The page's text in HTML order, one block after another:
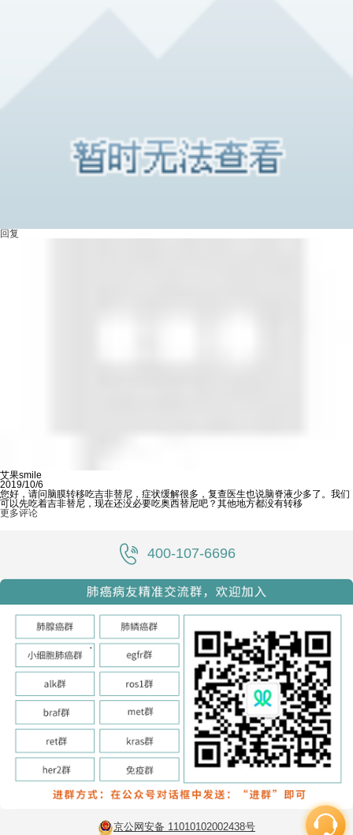
回复
艾果smile
2019/10/6
您好，请问脑膜转移吃吉非替尼，症状缓解很多，复查医生也说脑脊液少多了。我们
可以先吃着吉非替尼，现在还没必要吃奥西替尼吧？其他地方都没有转移
更多评论
400-107-6696
京公网安备 11010102002438号